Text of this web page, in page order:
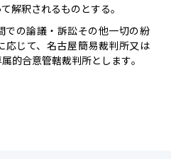
解釈されるものとする。
での論議・訴訟その他一切の紛
応じて、名古屋簡易裁判所又は
的合意管轄裁判所とします｡